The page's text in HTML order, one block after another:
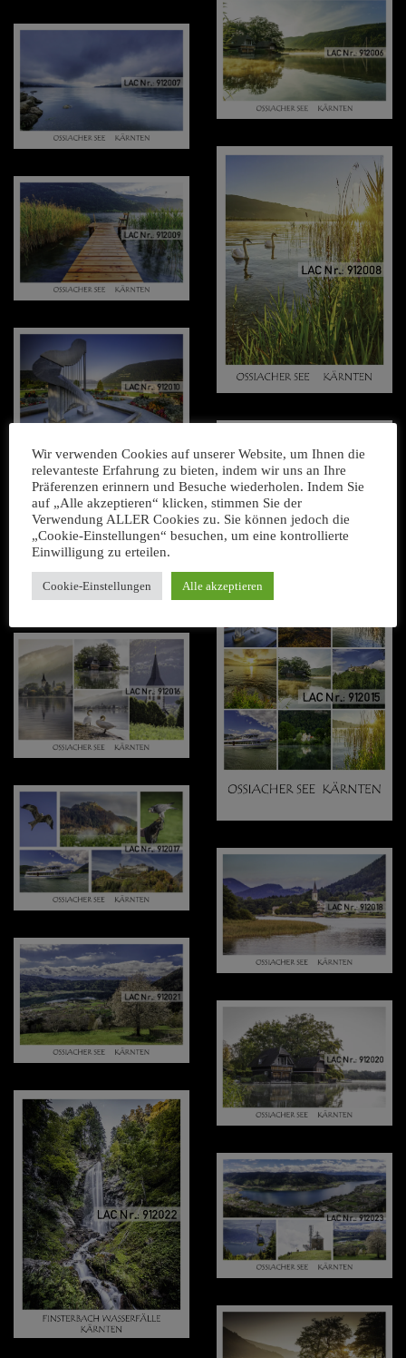
Wir verwenden Cookies auf unserer Website, um Ihnen die
relevanteste Erfahrung zu bieten, indem wir uns an Ihre
Präferenzen erinnern und Besuche wiederholen. Indem Sie
auf „Alle akzeptieren“ klicken, stimmen Sie der
Verwendung ALLER Cookies zu. Sie können jedoch die
„Cookie-Einstellungen“ besuchen, um eine kontrollierte
Einwilligung zu erteilen.
Cookie-Einstellungen Alle akzeptieren